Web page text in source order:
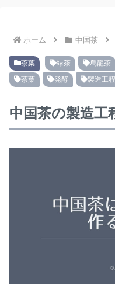
ホーム 中国茶
茶葉 緑茶 烏龍茶
茶葉
発酵 製造工程
中国茶の製造工